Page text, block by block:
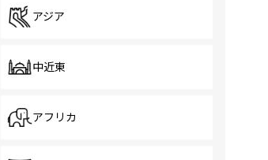
アジア
中近東
アフリカ